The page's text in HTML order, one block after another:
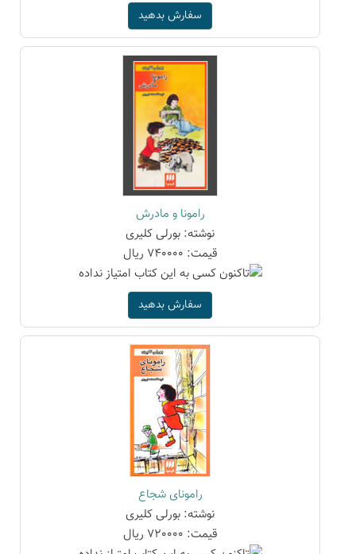
سفارش بدهید
رامونا و مادرش
نوشته: بورلی کلیری
قیمت: 740000 ریال
سفارش بدهید
رامونای شجاع
نوشته: بورلی کلیری
قیمت: 720000 ریال